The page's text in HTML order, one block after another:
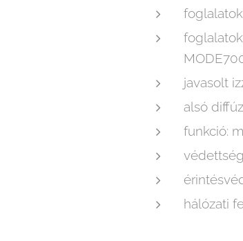
javasolt
alsó
funkció:
hálózati